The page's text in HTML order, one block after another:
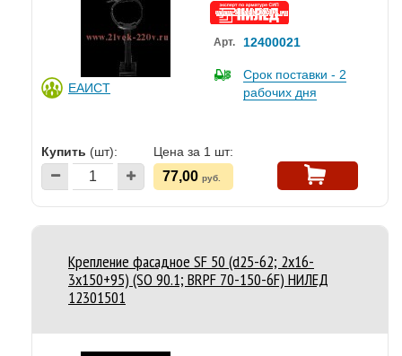
ЕАИСТ
Арт. 12400021
Срок поставки - 2
рабочих дня
Купить (шт): Цена за 1 шт:
77,00 руб.
Крепление фасадное SF 50 (d25-62; 2х16-
3х150+95) (SO 90.1; BRPF 70-150-6F) НИЛЕД
12301501